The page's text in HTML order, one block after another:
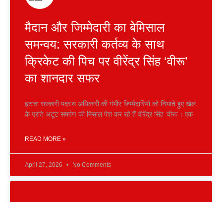
मैदान और जिम्मेदारी का बेमिसाल
समन्वय: सरकारी कर्तव्य के साथ
क्रिकेट की पिच पर वीरेंद्र सिंह ‘वीरू’
का शानदार सफर
इटावा​ सरकारी पदस्थ अधिकारी की गंभीर जिम्मेदारियों को निभाते हुए खेल
के प्रति अटूट समर्पण की मिसाल पेश कर रहे हैं वीरेंद्र सिंह ‘वीरू’। एक
READ MORE »
April 27, 2026 No Comments